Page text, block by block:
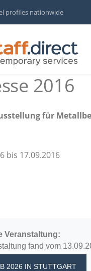
profiles nationwide
2016
für
bis 17.09.2016
Veranstaltung:
fand vom
2026 IN STUTTGART